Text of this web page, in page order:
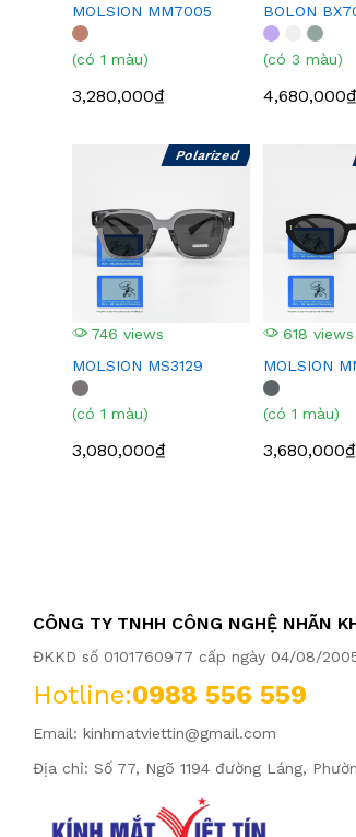
MOLSION MM7005
(có 1 màu)
3,280,000₫
BOLON
(có 3 màu)
4,680,000₫
746 views
Polarized
MOLSION MS3129
(có 1 màu)
3,080,000₫
618 views
MOLSION
(có 1 màu)
3,680,000₫
CÔNG TY TNHH CÔNG NGHỆ NHÃN
ĐKKD số 0101760977 cấp ngày 04/08/
Hotline:0988 556 559
Email: kinhmatviettin@gmail.com
Địa chỉ: Số 77, Ngõ 1194 đường Láng,